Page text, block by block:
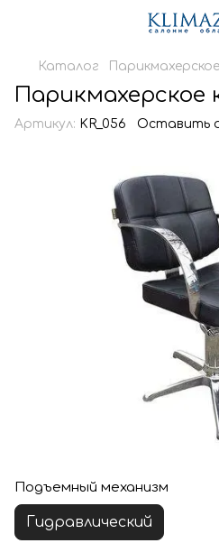
Каталог
Парикмахерское
Артикул: KR_056 Оставить
Подъемный механизм
Гидравлический